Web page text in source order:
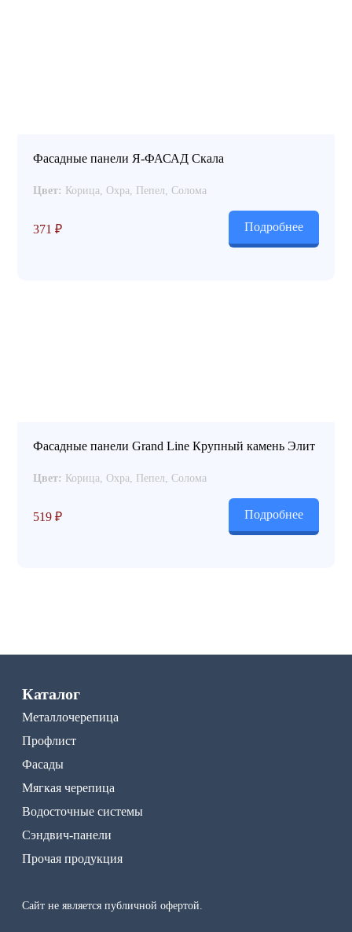
Фасадные панели Я-ФАСАД Скала
Цвет: Корица, Охра, Пепел, Солома
371₽ Подробнее
Фасадные панели Grand Line Крупный камень Элит
Цвет: Корица, Охра, Пепел, Солома
519₽ Подробнее
Каталог
Металлочерепица
Профлист
Фасады
Мягкая черепица
Водосточные системы
Сэндвич-панели
Прочая продукция
Сайт не является публичной офертой.